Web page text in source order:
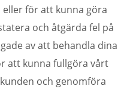
för att kunna göra
och åtgärda fel på
av att behandla dina
att kunna fullgöra vårt
och genomföra